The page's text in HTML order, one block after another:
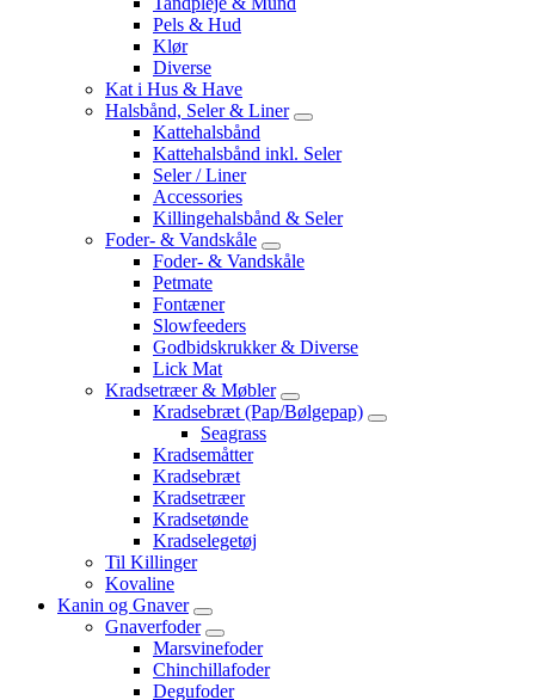
Pels & Hud
Klør
Diverse
Kat i Hus & Have
Halsbånd, Seler & Liner
Kattehalsbånd
Kattehalsbånd inkl. Seler
Seler / Liner
Accessories
Killingehalsbånd & Seler
Foder- & Vandskåle
Foder- & Vandskåle
Petmate
Fontæner
Slowfeeders
Godbidskrukker & Diverse
Lick Mat
Kradsetræer & Møbler
Kradsebræt (Pap/Bølgepap)
Seagrass
Kradsemåtter
Kradsebræt
Kradsetræer
Kradsetønde
Kradselegetøj
Til Killinger
Kovaline
Kanin og Gnaver
Gnaverfoder
Marsvinefoder
Chinchillafoder
Degufoder